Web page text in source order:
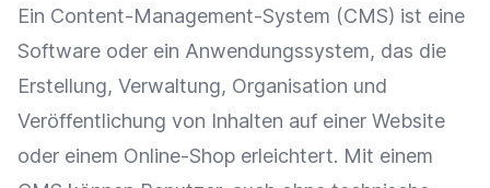
Ein Content-Management-System (CMS) ist eine
Software oder ein Anwendungssystem, das die
Erstellung, Verwaltung, Organisation und
Veröffentlichung von Inhalten auf einer Website
oder einem Online-Shop erleichtert. Mit einem